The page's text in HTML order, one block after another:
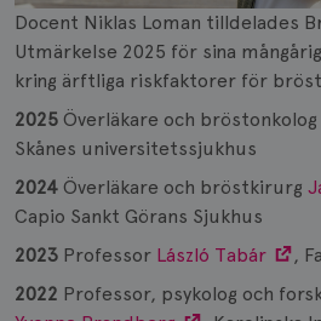
Docent Niklas Loman tilldelades
Utmärkelse 2025 för sina
kring ärftliga riskfaktorer för
2025 Överläkare och bröstonkolog
Skånes universitetssjukhus
2024 Överläkare och bröstkirurg
Capio Sankt Görans Sjukhus
2023 Professor László Tabár
,
2022 Professor, psykolog och